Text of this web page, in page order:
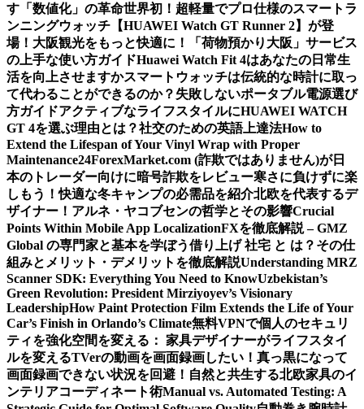
す「数値化」の革命世界初！超軽量でプロ仕様のスマートラ
ンニングウォッチ【HUAWEI Watch GT Runner 2】が登
場！ 大阪観光をもっと快適に！「荷物預かり大阪」サービス
の上手な使い方ガイドHuawei Watch Fit 4はあなたの日常生
活を向上させますかスマートウォッチは伝統的な時計に取っ
て代わることができるのか？ 失敗しないポータブル電源選び
方ガイドアクティブなライフスタイルにHUAWEI WATCH
GT 4を選ぶ理由とは？社交のための英語上達法How to
Extend the Lifespan of Your Vinyl Wrap with Proper
Maintenance24ForexMarket.com (詐欺ではありません)が日
本のトレーダー向けに暗号詐欺をレビュー寒さに負けずに楽
しもう！快適な冬キャンプの必需品を紹介北欧を代表するデ
ザイナー！アルネ・ヤコブセンの哲学とその影響Crucial
Points Within Mobile App LocalizationFXを徹底解説 – GMZ
Global の専門家と基本を学ぼう借り上げ 社宅 と は？その仕
組みとメリット・デメリットを徹底解説Understanding MRZ
Scanner SDK: Everything You Need to KnowUzbekistan’s
Green Revolution: President Mirziyoyev’s Visionary
LeadershipHow Paint Protection Film Extends the Life of Your
Car’s Finish in Orlando’s Climate無料VPNで個人のセキュリ
ティを強化空間を変える： 家具デザイナーがライフスタイ
ルを変えるTVerの動画を画面録画したい！真っ黒になって
画面録画できない状況を回避！ 自然と共生する北欧家具のイ
ンテリアコーディネート術Manual vs. Automated Testing: A